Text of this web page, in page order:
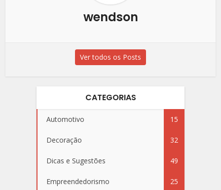
wendson
Ver todos os Posts
CATEGORIAS
Automotivo 15
Decoração 32
Dicas e Sugestões 49
Empreendedorismo 25